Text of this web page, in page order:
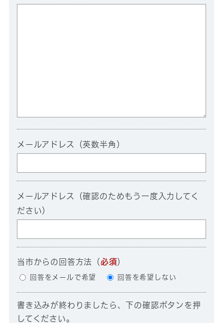
メールアドレス（英数半角）
メールアドレス（確認のためもう一度入力してく
ださい）
当市からの回答方法 （必須）
回答をメールで希望 回答を希望しない
書き込みが終わりましたら、下の確認ボタンを押
してください。